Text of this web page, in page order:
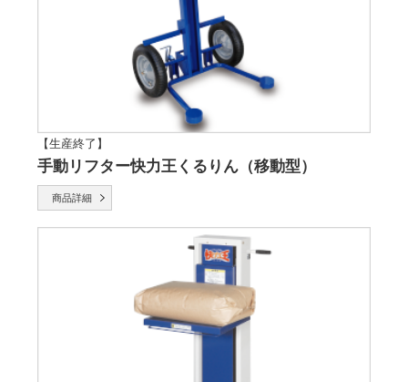
【生産終了】
手動リフター快力王くるりん（移動型）
商品詳細